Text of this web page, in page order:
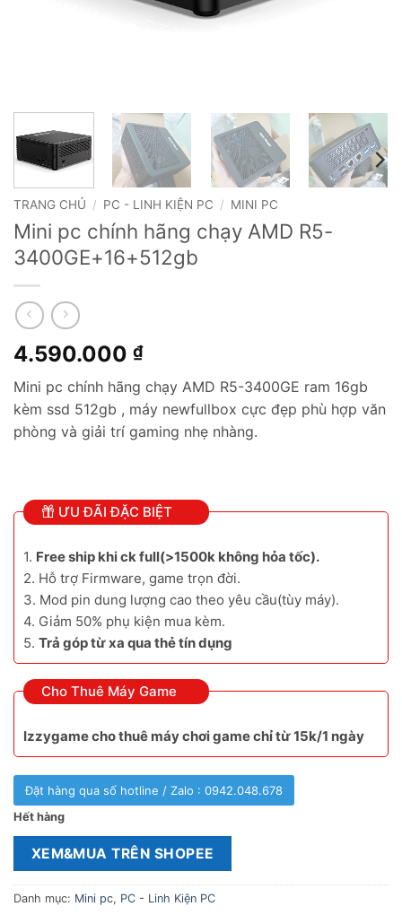
TRANG CHỦ / PC - LINH KIỆN PC / MINI PC
Mini pc chính hãng chạy AMD R5-
3400GE+16+512gb
4.590.000 ₫
Mini pc chính hãng chạy AMD R5-3400GE ram 16gb
kèm ssd 512gb , máy newfullbox cực đẹp phù hợp văn
phòng và giải trí gaming nhẹ nhàng.
ƯU ĐÃI ĐẶC BIỆT
1. Free ship khi ck full(>1500k không hỏa tốc).
2. Hỗ trợ Firmware, game trọn đời.
3. Mod pin dung lượng cao theo yêu cầu(tùy máy).
4. Giảm 50% phụ kiện mua kèm.
5. Trả góp từ xa qua thẻ tín dụng
Cho Thuê Máy Game
Izzygame cho thuê máy chơi game chỉ từ 15k/1 ngày
Đặt hàng qua số hotline / Zalo : 0942.048.678
Hết hàng
XEM&MUA TRÊN SHOPEE
Danh mục: Mini pc, PC - Linh Kiện PC